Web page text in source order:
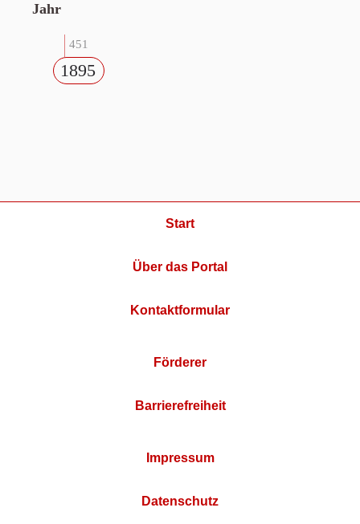
Jahr
451
1895
Start
Über das Portal
Kontaktformular
Förderer
Barrierefreiheit
Impressum
Datenschutz